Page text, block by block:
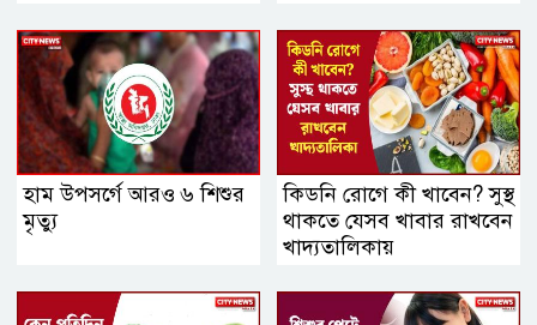
হাম উপসর্গে আরও ৬ শিশুর
মৃত্যু
কিডনি রোগে কী খাবেন? সুস্থ
থাকতে যেসব খাবার রাখবেন
খাদ্যতালিকায়